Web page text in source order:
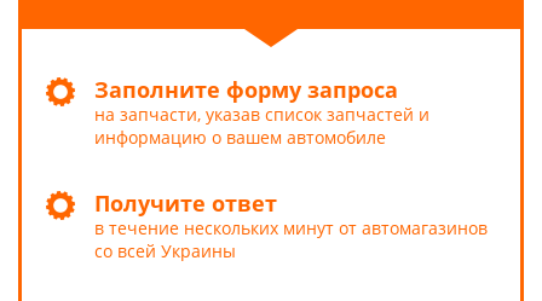
Заполните форму запроса
на запчасти, указав список запчастей и
информацию о вашем автомобиле
Получите ответ
в течение нескольких минут от автомагазинов
со всей Украины